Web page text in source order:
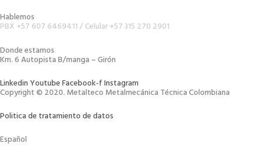
Hablemos
PBX +57 607 6469411 /Celular +57 315 270 2901
Donde estamos
Km. 6 Autopista B/manga – Girón
LinkedinYoutubeFacebook-fInstagram
Copyright © 2020. Metalteco Metalmecánica Técnica Colombiana
Politica de tratamiento de datos
Español